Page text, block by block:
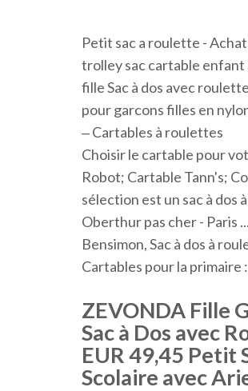
Petit sac a roulette -
trolley sac cartable
fille Sac à dos avec
pour garcons filles en
‒ Cartables à roulettes
Choisir le cartable pour
Robot; Cartable Tann's;
sélection est un sac à dos
Oberthur pas cher - Paris
Bensimon, Sac à dos à
Cartables pour la primaire
ZEVONDA Fille
Sac à Dos avec
EUR 49,45 Petit
Scolaire avec